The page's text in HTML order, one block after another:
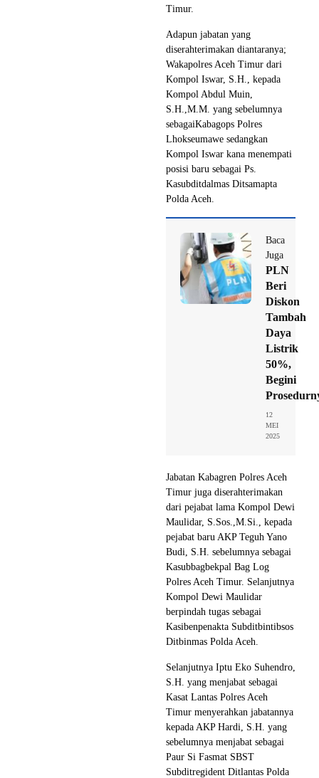
Timur.
Adapun jabatan yang
diserahterimakan diantaranya;
Wakapolres Aceh Timur dari
Kompol Iswar, S.H., kepada
Kompol Abdul Muin,
S.H.,M.M. yang sebelumnya
sebagaiKabagops Polres
Lhokseumawe sedangkan
Kompol Iswar kana menempati
posisi baru sebagai Ps.
Kasubditdalmas Ditsamapta
Polda Aceh.
Baca
Juga
PLN
Beri
Diskon
Tambah
Daya
Listrik
50%,
Begini
12
MEI
2025
Jabatan Kabagren Polres Aceh
Timur juga diserahterimakan
dari pejabat lama Kompol Dewi
Maulidar, S.Sos.,M.Si., kepada
pejabat baru AKP Teguh Yano
Budi, S.H. sebelumnya sebagai
Kasubbagbekpal Bag Log
Polres Aceh Timur. Selanjutnya
Kompol Dewi Maulidar
berpindah tugas sebagai
Kasibenpenakta Subditbintibsos
Ditbinmas Polda Aceh.
Selanjutnya Iptu Eko Suhendro,
S.H. yang menjabat sebagai
Kasat Lantas Polres Aceh
Timur menyerahkan jabatannya
kepada AKP Hardi, S.H. yang
sebelumnya menjabat sebagai
Paur Si Fasmat SBST
Subditregident Ditlantas Polda